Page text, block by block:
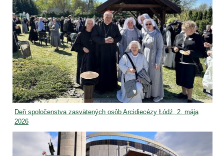
Deň spoločenstva zasvätených osôb Arcidiecézy Łódź, 2. mája
2026